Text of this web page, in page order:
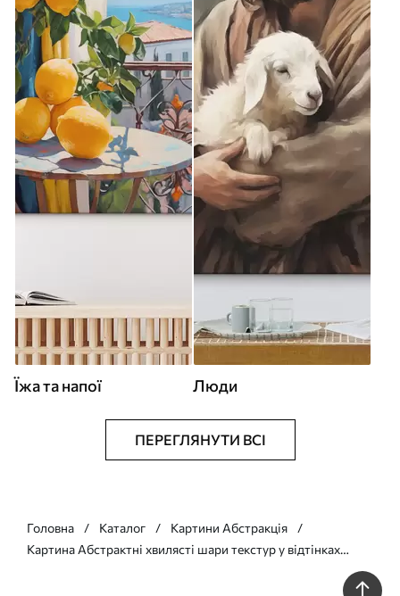
Їжа та напої Люди
ПЕРЕГЛЯНУТИ ВСІ
Головна Каталог
Картини Абстракція
Картина Абстрактні хвилясті шари текстур у відтінках